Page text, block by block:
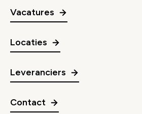
Vacatures
Locaties
Leveranciers
Contact